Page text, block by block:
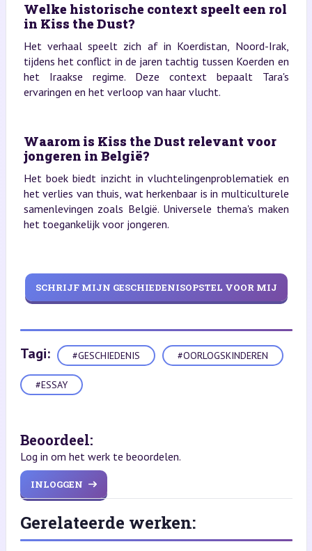
Welke historische context speelt een rol
in Kiss the Dust?
Het verhaal speelt zich af in Koerdistan, Noord-Irak,
tijdens het conflict in de jaren tachtig tussen Koerden en
het Iraakse regime. Deze context bepaalt Tara's
ervaringen en het verloop van haar vlucht.
Waarom is Kiss the Dust relevant voor
jongeren in België?
Het boek biedt inzicht in vluchtelingenproblematiek en
het verlies van thuis, wat herkenbaar is in multiculturele
samenlevingen zoals België. Universele thema's maken
het toegankelijk voor jongeren.
SCHRIJF MIJN GESCHIEDENISOPSTEL VOOR MIJ
Tagi: #GESCHIEDENIS #OORLOGSKINDEREN
#ESSAY
Beoordeel:
Log in om het werk te beoordelen.
INLOGGEN
Gerelateerde werken: